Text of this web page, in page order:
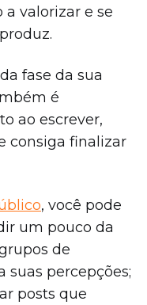
a valorizar e se
fase da sua
é
ao escrever,
consiga finalizar
, você pode
um pouco da
de
suas percepções;
posts que